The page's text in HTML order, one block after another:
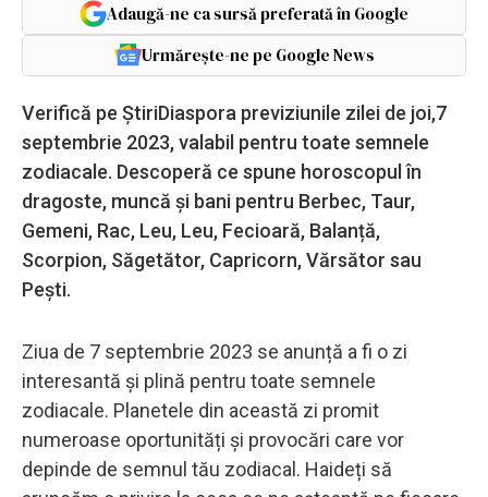
Adaugă-ne ca sursă preferată în Google
Urmărește-ne pe Google News
Verifică pe ȘtiriDiaspora previziunile zilei de joi,7
septembrie 2023, valabil pentru toate semnele
zodiacale. Descoperă ce spune horoscopul în
dragoste, muncă și bani pentru Berbec, Taur,
Gemeni, Rac, Leu, Leu, Fecioară, Balanță,
Scorpion, Săgetător, Capricorn, Vărsător sau
Pești.
Ziua de 7 septembrie 2023 se anunță a fi o zi
interesantă și plină pentru toate semnele
zodiacale. Planetele din această zi promit
numeroase oportunități și provocări care vor
depinde de semnul tău zodiacal. Haideți să